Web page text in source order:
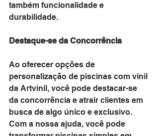
também funcionalidade e
durabilidade.
Destaque-se da Concorrência
Ao oferecer opções de
personalização de piscinas com vinil
da Artvinil, você pode destacar-se
da concorrência e atrair clientes em
busca de algo único e exclusivo.
Com a nossa ajuda, você pode